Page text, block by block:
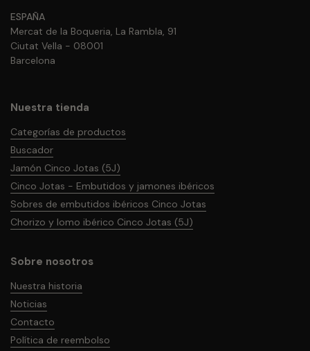
ESPAÑA
Mercat de la Boqueria, La Rambla, 91
Ciutat Vella - 08001
Barcelona
Nuestra tienda
Categorías de productos
Buscador
Jamón Cinco Jotas (5J)
Cinco Jotas - Embutidos y jamones ibéricos
Sobres de embutidos ibéricos Cinco Jotas
Chorizo y lomo ibérico Cinco Jotas (5J)
Sobre nosotros
Nuestra historia
Noticias
Contacto
Política de reembolso